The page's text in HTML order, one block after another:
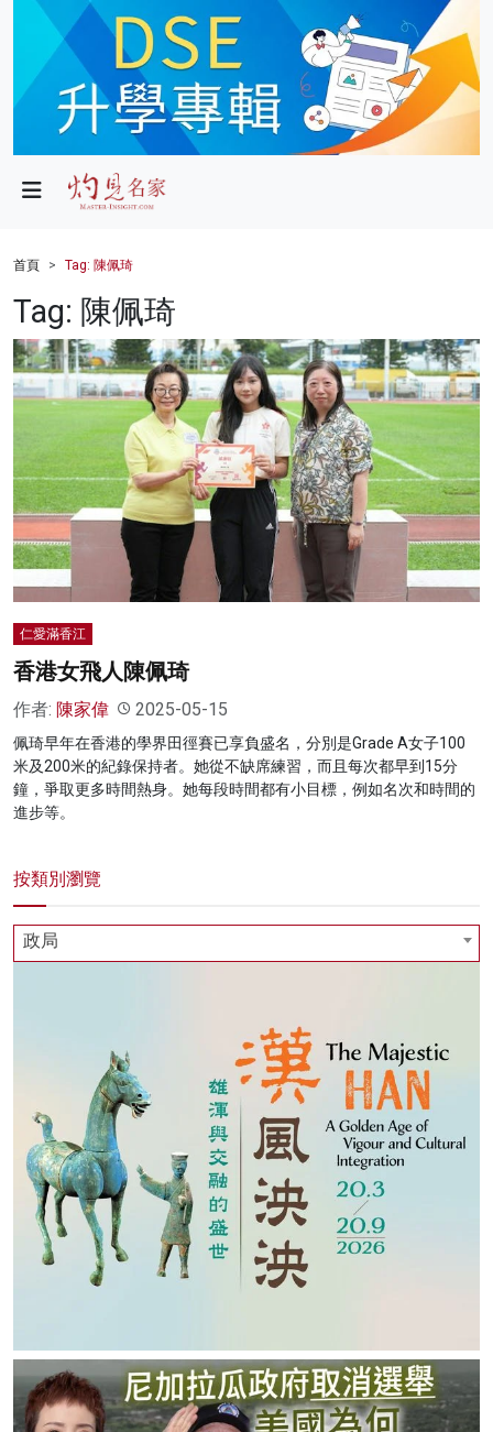
政局
財經
健康
商業
科技
影片
名家榜
灼見活動
首頁 Tag: 陳佩琦
Tag: 陳佩琦
仁愛滿香江
香港女飛人陳佩琦
作者: 陳家偉 2025-05-15
佩琦早年在香港的學界田徑賽已享負盛名，分別是Grade A女子100
米及200米的紀錄保持者。她從不缺席練習，而且每次都早到15分
鐘，爭取更多時間熱身。她每段時間都有小目標，例如名次和時間的
進步等。
按類別瀏覽
政局